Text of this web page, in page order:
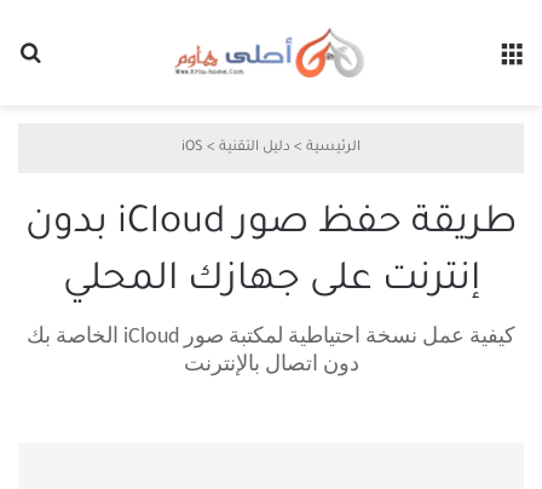
الرئيسية > دليل التقنية >
iOS
طريقة حفظ صور iCloud بدون
إنترنت على جهازك المحلي
كيفية عمل نسخة احتياطية لمكتبة صور iCloud الخاصة بك
دون اتصال بالإنترنت